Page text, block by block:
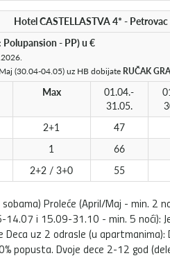
Hotel CASTELLASTVA 4* -
Polupansion - PP) u €
(30.04-04.05) uz HB dobijate RUČAK
Max
01.04.-
31.05.
2+1 47
1 66
2+2 / 3+0 55
Proleće (April/Maj - min. 2
14.07 i 15.09-31.10 - min. 5 noći):
Deca uz 2 odrasle (u
popusta. Dvoje dece 2-12 god